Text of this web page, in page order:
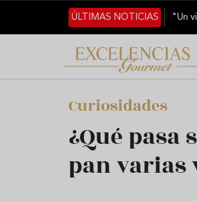
Pasar al contenido principal
ÚLTIMAS NOTICIAS
Curiosidades
¿Qué pasa
pan varias